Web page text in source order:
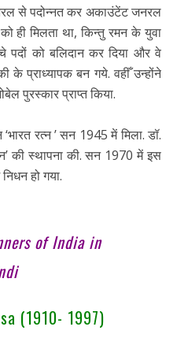
से पदोन्नत कर अकाउंटेंट जनरल
ही मिलता था, किन्तु रमन के युवा
पदों को बलिदान कर दिया और वे
के प्राध्यापक बन गये. वहीँ उन्होंने
पुरस्कार प्राप्त किया.
रत्न ’ सन 1945 में मिला. डॉ.
की स्थापना की. सन 1970 में इस
हो गया.
of India in
(1910- 1997)